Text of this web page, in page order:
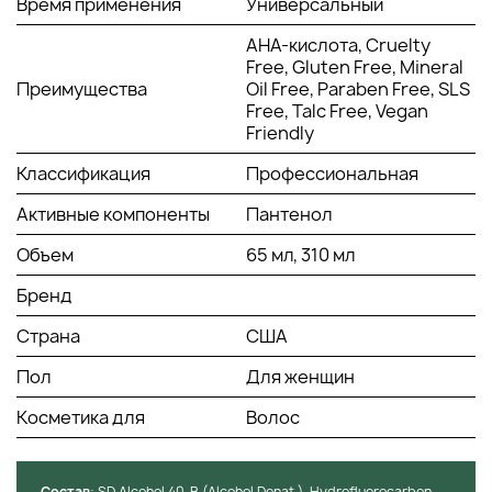
Встряхнуть флакон и нанести на сухие волосы для
завершения образа в конце укладки.
Преимущества
AHA-кислота, Cruelty
Free, Gluten Free, Mineral
Oil Free, Paraben Free, SLS
Free, Talc Free, Vegan
Friendly
Классификация
Профессиональная
Активные компоненты
Пантенол
Объем
65 мл, 310 мл
Бренд
Страна
США
Пол
Для женщин
Косметика для
Волос